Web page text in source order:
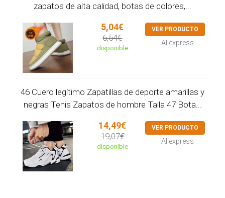
zapatos de alta calidad, botas de colores,...
5,04€
6,54€
disponible
VER PRODUCTO
Aliexpress
46 Cuero legítimo Zapatillas de deporte amarillas y
negras Tenis Zapatos de hombre Talla 47 Bota...
14,49€
19,07€
disponible
VER PRODUCTO
Aliexpress